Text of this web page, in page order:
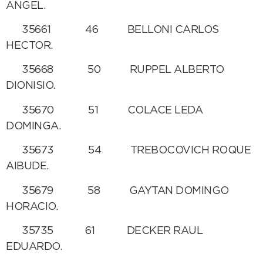
ANGEL.
35661 46 BELLONI CARLOS
HECTOR.
35668 50 RUPPEL ALBERTO
DIONISIO.
35670 51 COLACE LEDA
DOMINGA.
35673 54 TREBOCOVICH ROQUE
AIBUDE.
35679 58 GAYTAN DOMINGO
HORACIO.
35735 61 DECKER RAUL
EDUARDO.